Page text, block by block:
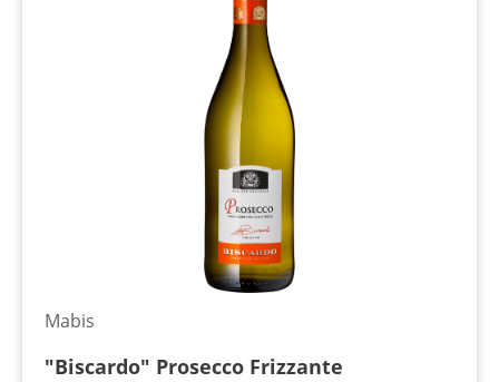
Mabis
"Biscardo" Prosecco Frizzante